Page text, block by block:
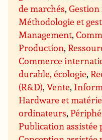
de marchés,
Méthodologie et
Management,
Production,
Commerce
durable, écologie,
(R&D),Vente,
Hardware et
ordinateurs,
Publication assistée